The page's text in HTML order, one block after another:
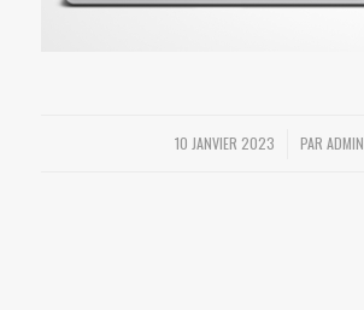
10 JANVIER 2023
/ PARADMIN